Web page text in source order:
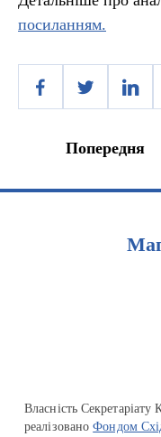
посиланням.
Попередня
Власність
реалізованоФондом